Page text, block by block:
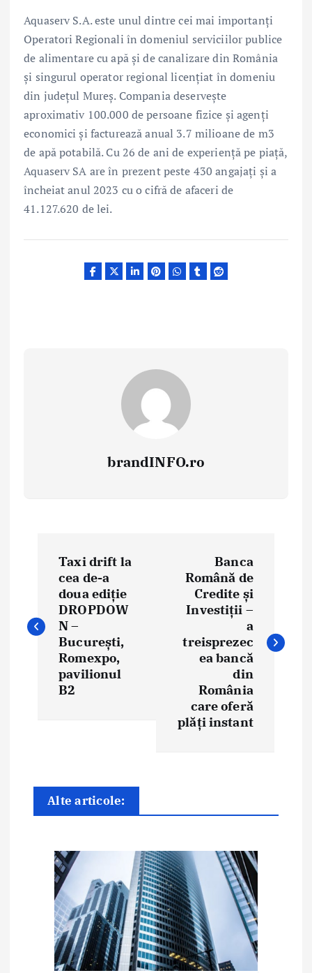
Aquaserv S.A. este unul dintre cei mai importanţi
Operatori Regionali în domeniul serviciilor publice
de alimentare cu apă şi de canalizare din România
şi singurul operator regional licenţiat în domeniu
din judeţul Mureş. Compania deservește
aproximativ 100.000 de persoane fizice și agenți
economici și facturează anual 3.7 milioane de m3
de apă potabilă. Cu 26 de ani de experiență pe piață,
Aquaserv SA are în prezent peste 430 angajați și a
încheiat anul 2023 cu o cifră de afaceri de
41.127.620 de lei.
brandINFO.ro
i
a
Taxi drift la
cea de-a
doua ediție
DROPDOW
N –
București,
Romexpo,
pavilionul
B2
Banca
Română de
Credite și
Investiții –
a
treisprezec
ea bancă
din
România
care oferă
plăți instant
Alte articole: